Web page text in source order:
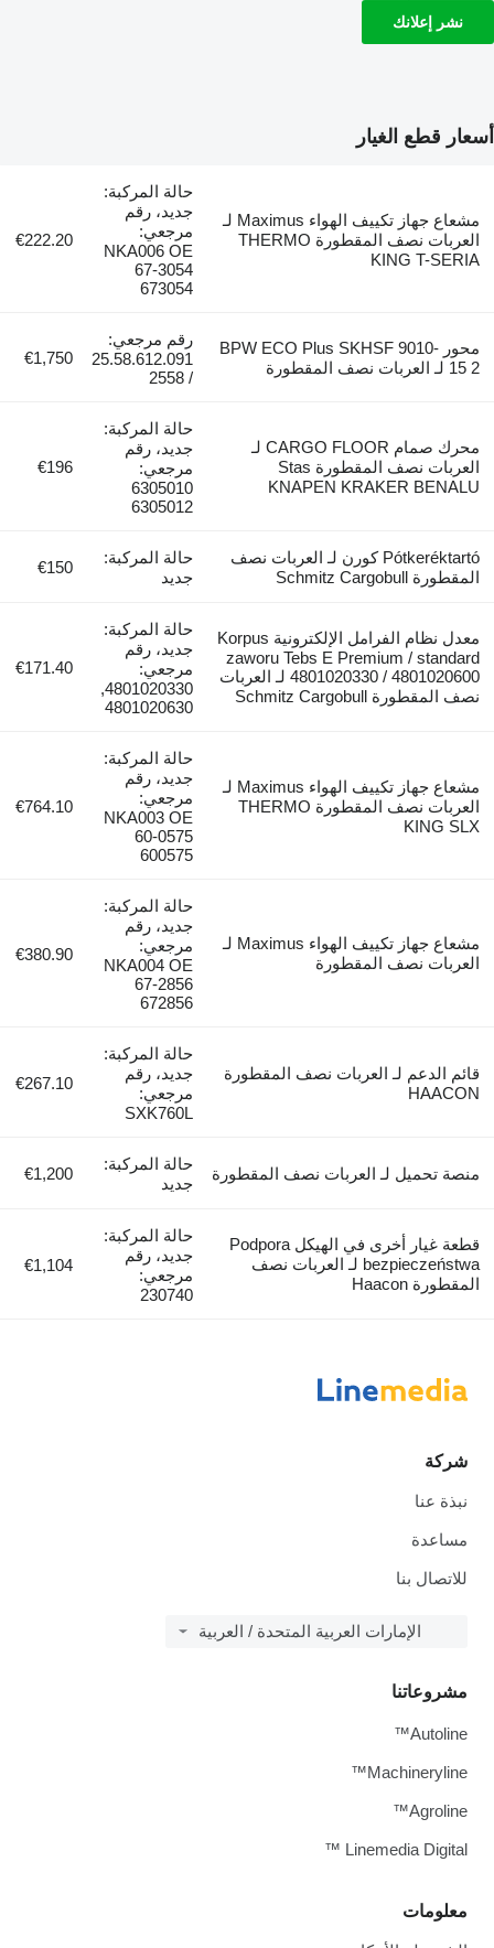
نشر إعلانك
أسعار قطع الغيار
مشعاع جهاز تكييف الهواء Maximus لـ
العربات نصف المقطورة THERMO
KING T-SERIA
حالة المركبة:
جديد، رقم
مرجعي:
NKA006 OE
67-3054
673054
€222.20
محور BPW ECO Plus SKHSF 9010-
15 2 لـ العربات نصف المقطورة
رقم مرجعي:
25.58.612.091
/ 2558
€1,750
محرك صمام CARGO FLOOR لـ
العربات نصف المقطورة Stas
KNAPEN KRAKER BENALU
حالة المركبة:
جديد، رقم
مرجعي:
6305010
6305012
€196
Pótkeréktartó كورن لـ العربات نصف
المقطورة Schmitz Cargobull
حالة المركبة:
جديد
€150
معدل نظام الفرامل الإلكترونية Korpus
zaworu Tebs E Premium / standard
4801020330 / 4801020600 لـ العربات
نصف المقطورة Schmitz Cargobull
حالة المركبة:
جديد، رقم
مرجعي:
4801020330,
4801020630
€171.40
مشعاع جهاز تكييف الهواء Maximus لـ
العربات نصف المقطورة THERMO
KING SLX
حالة المركبة:
جديد، رقم
مرجعي:
NKA003 OE
60-0575
600575
€764.10
مشعاع جهاز تكييف الهواء Maximus لـ
العربات نصف المقطورة
حالة المركبة:
جديد، رقم
مرجعي:
NKA004 OE
67-2856
672856
€380.90
قائم الدعم لـ العربات نصف المقطورة
HAACON
حالة المركبة:
جديد، رقم
مرجعي:
SXK760L
€267.10
منصة تحميل لـ العربات نصف المقطورة
حالة المركبة:
جديد
€1,200
قطعة غيار أخرى في الهيكل Podpora
bezpieczeństwa لـ العربات نصف
المقطورة Haacon
حالة المركبة:
جديد، رقم
مرجعي:
230740
€1,104
شركة
نبذة عنا
مساعدة
للاتصال بنا
الإمارات العربية المتحدة / العربية
معلومات
مشروعاتنا
Autoline™
Machineryline™
Agroline™
Linemedia Digital ™